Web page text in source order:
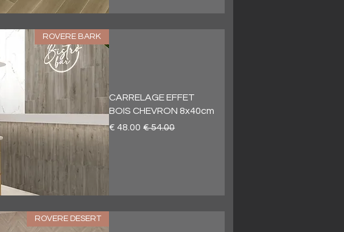
العرض السريع
العرض السريع
ROVERE BARK
CARRELAGE EFFET
BOIS CHEVRON 8x40cm
سعر عاديسعر البيع
ROVERE DESERT